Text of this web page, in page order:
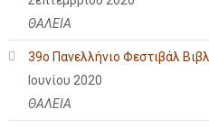
ΘΑΛΕΙΑ
39ο Πανελλήνιο Φεστιβάλ
Ιουνίου 2020
ΘΑΛΕΙΑ